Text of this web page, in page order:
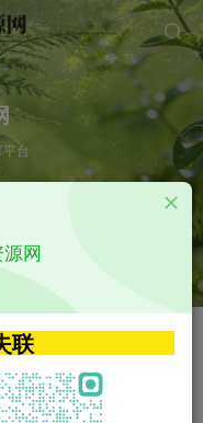
台
APP源码
影视源码
影视源码
网
联